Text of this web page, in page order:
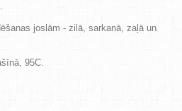
joslām - zilā, sarkanā, zaļā un
95C.